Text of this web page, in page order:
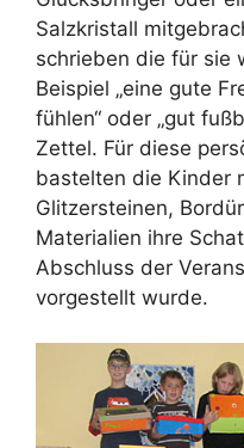
Salzkristall
schrieben die für sie
Beispiel „eine gute
fühlen“ oder „gut
Zettel. Für diese
bastelten die Kinder
Glitzersteinen,
Materialien ihre
Abschluss der
vorgestellt wurde.